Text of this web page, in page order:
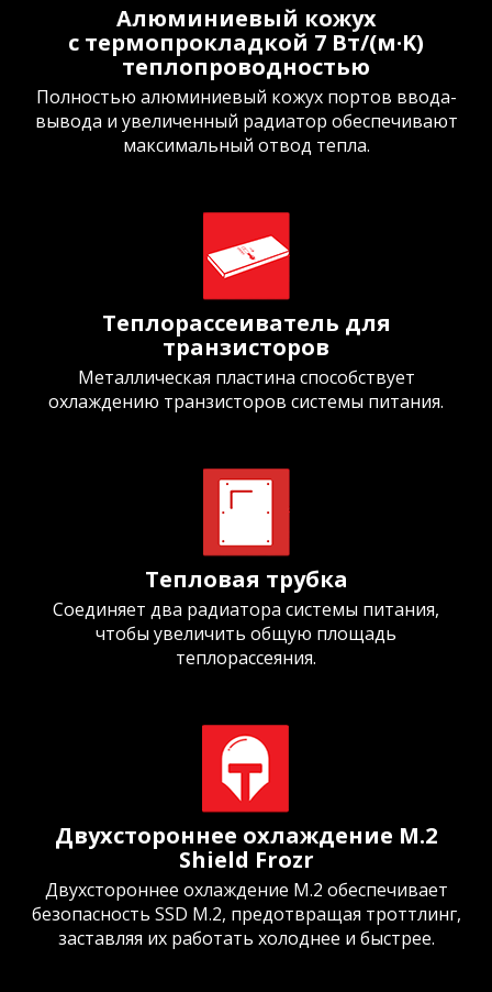
Алюминиевый кожух
с термопрокладкой 7 Вт/(м·K)
теплопроводностью
Полностью алюминиевый кожух портов ввода-
вывода и увеличенный радиатор обеспечивают
максимальный отвод тепла.
Теплорассеиватель для
транзисторов
Металлическая пластина способствует
охлаждению транзисторов системы питания.
Тепловая трубка
Соединяет два радиатора системы питания,
чтобы увеличить общую площадь
теплорассеяния.
Двухстороннее охлаждение M.2
Shield Frozr
Двухстороннее охлаждение M.2 обеспечивает
безопасность SSD M.2, предотвращая троттлинг,
заставляя их работать холоднее и быстрее.